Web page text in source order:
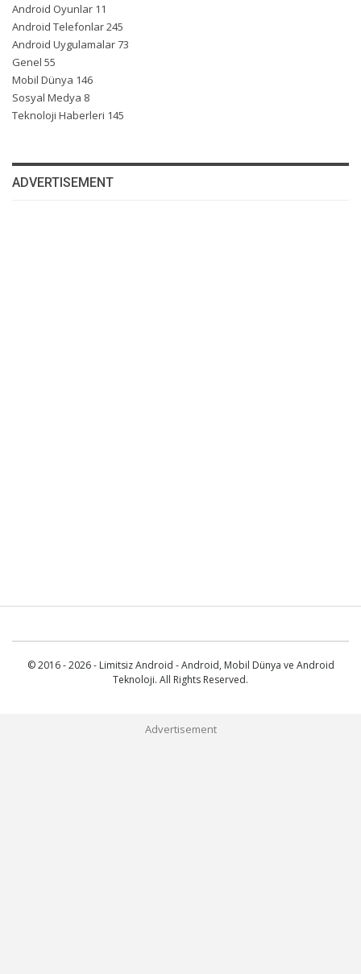
Android Oyunlar 11
Android Telefonlar245
Android Uygulamalar73
Genel 55
Mobil Dünya 146
Sosyal Medya 8
Teknoloji Haberleri 145
ADVERTISEMENT
© 2016 - 2026 - Limitsiz Android - Android, Mobil Dünya ve Android
Teknoloji. All Rights Reserved.
Advertisement